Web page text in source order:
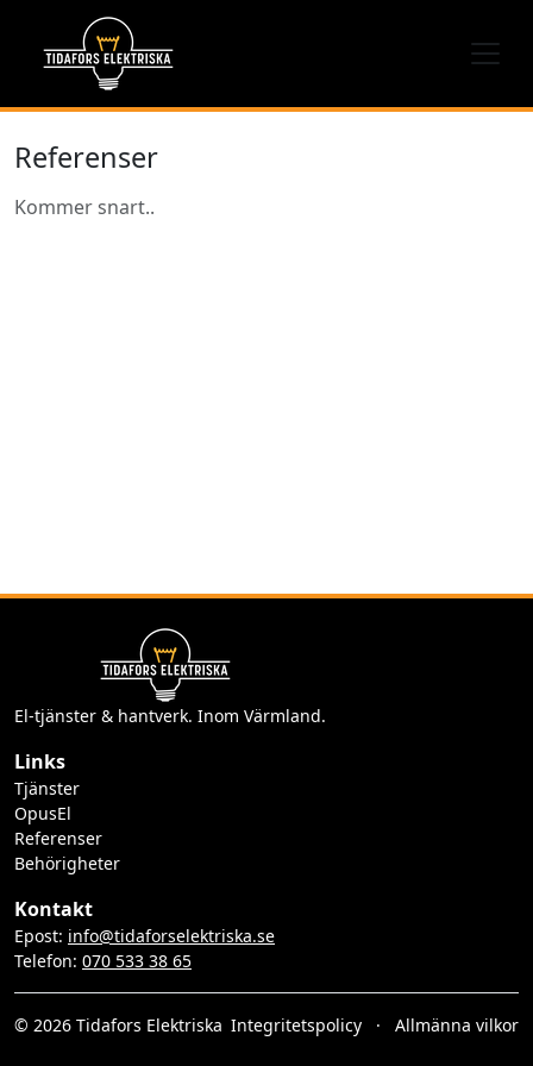
Referenser
Kommer snart..
El-tjänster & hantverk. Inom Värmland.
Links
Tjänster
OpusEl
Referenser
Behörigheter
Kontakt
Epost: info@tidaforselektriska.se
Telefon: 070 533 38 65
© 2026 Tidafors Elektriska Integritetspolicy · Allmänna vilkor